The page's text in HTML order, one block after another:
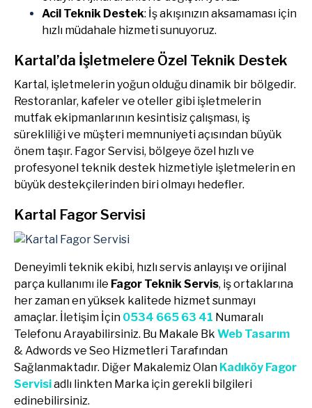
Acil Teknik Destek: İş akışınızın aksamaması için
hızlı müdahale hizmeti sunuyoruz.
Kartal’da İşletmelere Özel Teknik Destek
Kartal, işletmelerin yoğun olduğu dinamik bir bölgedir.
Restoranlar, kafeler ve oteller gibi işletmelerin
mutfak ekipmanlarının kesintisiz çalışması, iş
sürekliliği ve müşteri memnuniyeti açısından büyük
önem taşır. Fagor Servisi, bölgeye özel hızlı ve
profesyonel teknik destek hizmetiyle işletmelerin en
büyük destekçilerinden biri olmayı hedefler.
Kartal Fagor Servisi
Deneyimli teknik ekibi, hızlı servis anlayışı ve orijinal
parça kullanımı ile Fagor Teknik Servis, iş ortaklarına
her zaman en yüksek kalitede hizmet sunmayı
amaçlar. İletişim İçin 0534 665 63 41 Numaralı
Telefonu Arayabilirsiniz. Bu Makale Bk Web Tasarım
& Adwords ve Seo Hizmetleri Tarafından
Sağlanmaktadır. Diğer Makalemiz Olan Kadıköy Fagor
Servisiadlı linkten Marka için gerekli bilgileri
edinebilirsiniz.